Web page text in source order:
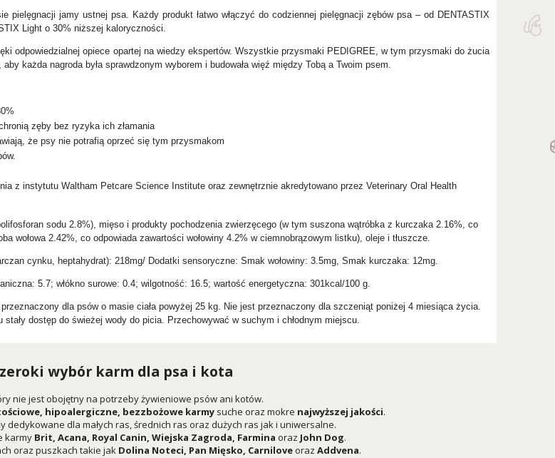
pielęgnacji jamy ustnej psa. Każdy produkt łatwo włączyć do codziennej pielęgnacji zębów psa – od DENTASTIX
Light o 30% niższej kaloryczności.
odpowiedzialnej opiece opartej na wiedzy ekspertów. Wszystkie przysmaki PEDIGREE, w tym przysmaki do żucia
każda nagroda była sprawdzonym wyborem i budowała więź między Tobą a Twoim psem.
zęby bez ryzyka ich złamania
że psy nie potrafią oprzeć się tym przysmakom
z instytutu Waltham Petcare Science Institute oraz zewnętrznie akredytowano przez Veterinary Oral Health
sodu 2.8%), mięso i produkty pochodzenia zwierzęcego (w tym suszona wątróbka z kurczaka 2.16%, co
wołowa 2.42%, co odpowiada zawartości wołowiny 4.2% w ciemnobrązowym listku), oleje i tłuszcze.
cynku, heptahydrat): 218mg/ Dodatki sensoryczne: Smak wołowiny: 3.5mg, Smak kurczaka: 12mg.
5.7; włókno surowe: 0.4; wilgotność: 16.5; wartość energetyczna: 301kcal/100 g.
dla psów o masie ciała powyżej 25 kg. Nie jest przeznaczony dla szczeniąt poniżej 4 miesiąca życia.
dostęp do świeżej wody do picia. Przechowywać w suchym i chłodnym miejscu.
wybór karm dla psa i kota
nie jest obojętny na potrzeby żywieniowe psów ani kotów.
hipoalergiczne, bezzbożowe karmy suche oraz mokre najwyższej jakości.
dedykowane dla małych ras, średnich ras oraz dużych ras jak i uniwersalne.
karmy Brit, Acana, Royal Canin, Wiejska Zagroda, Farmina oraz John Dog.
oraz puszkach takie jak Dolina Noteci, Pan Mięsko, Carniloveoraz Addvena.